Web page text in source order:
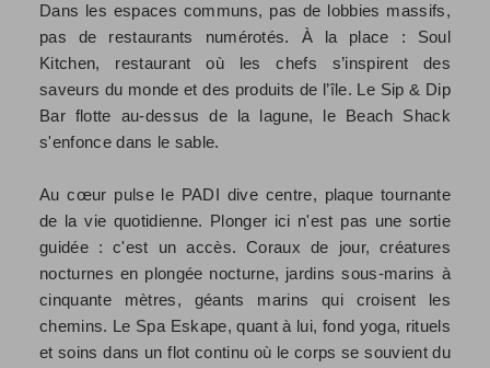
Dans les espaces communs, pas de lobbies massifs,
pas de restaurants numérotés. À la place : Soul
Kitchen, restaurant où les chefs s’inspirent des
saveurs du monde et des produits de l’île. Le Sip & Dip
Bar flotte au-dessus de la lagune, le Beach Shack
s'enfonce dans le sable.
Au cœur pulse le PADI dive centre, plaque tournante
de la vie quotidienne. Plonger ici n'est pas une sortie
guidée : c'est un accès. Coraux de jour, créatures
nocturnes en plongée nocturne, jardins sous-marins à
cinquante mètres, géants marins qui croisent les
chemins. Le Spa Eskape, quant à lui, fond yoga, rituels
et soins dans un flot continu où le corps se souvient du